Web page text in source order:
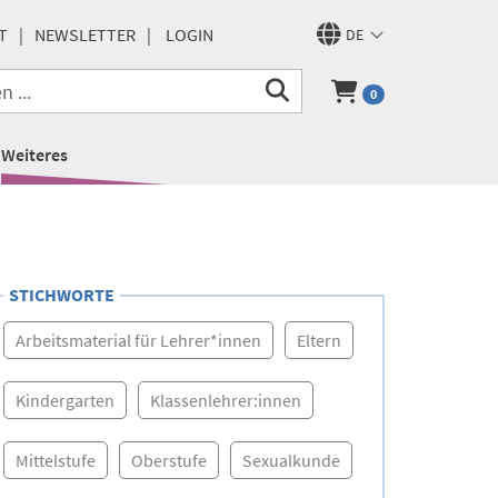
DE
NEWSLETTER LOGIN
0
Weiteres
STICHWORTE
Arbeitsmaterial für Lehrer*innen Eltern
Kindergarten Klassenlehrer:innen
Mittelstufe Oberstufe Sexualkunde